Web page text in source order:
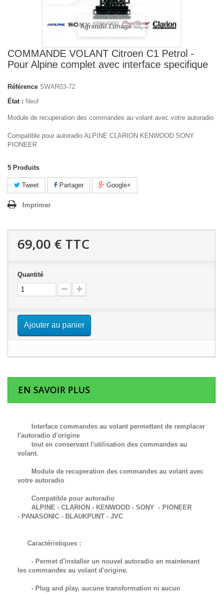
Agrandir l'image
COMMANDE VOLANT Citroen C1 Petrol -
Pour Alpine complet avec interface specifique
Référence SWAR03-72
État : Neuf
Module de recuperation des commandes au volant avec votre autoradio
Compatible pour autoradio ALPINE CLARION KENWOOD SONY
PIONEER
5 Produits
Tweet Partager Google+
Imprimer
69,00 € TTC
Quantité
Ajouter au panier
EN SAVOIR PLUS
Interface commandes au volant permettant de remplacer
l'autoradio d'origine
tout en conservant l'utilisation des commandes au
volant.
Module de recuperation des commandes au volant avec
votre autoradio
Compatible pour autoradio
ALPINE - CLARION - KENWOOD - SONY - PIONEER
- PANASONIC - BLAUKPUNT - JVC
Caractéristiques :
- Permet d'installer un nouvel autoradio en maintenant
les commandes au volant d'origine.
- Plug and play, aucune transformation ni aucun